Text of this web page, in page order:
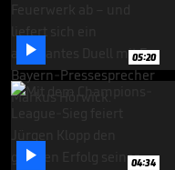
35
seconds
 05:20
 04:34